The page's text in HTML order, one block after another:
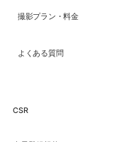
撮影プラン・料金
よくある質問
CSR